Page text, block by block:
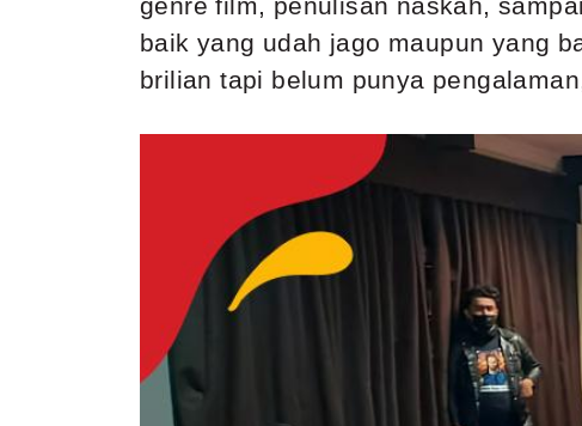
baik yang udah jago maupun yang
brilian tapi belum punya